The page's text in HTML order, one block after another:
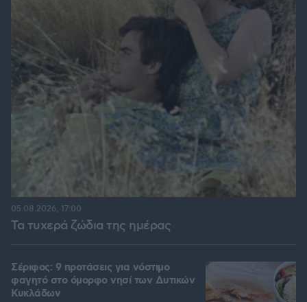
Τα τυχερά ζώδια της ημέρας
05.08.2026, 17:00
Σέριφος: 9 προτάσεις για νόστιμο
φαγητό στο όμορφο νησί των Δυτικών
Κυκλάδων